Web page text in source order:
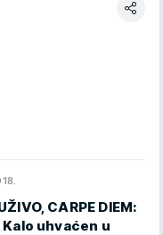
CARPE DIEM:
uhvaćen u